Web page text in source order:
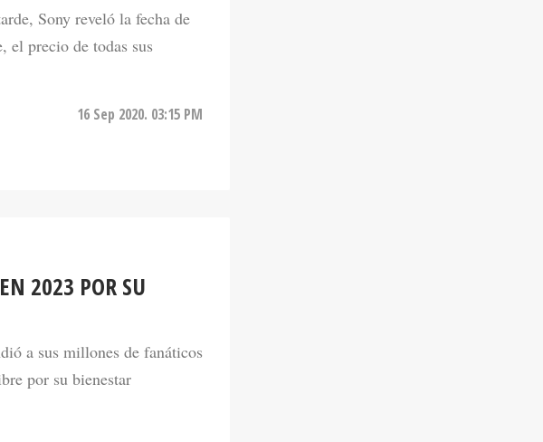
Sony reveló la fecha de
el precio de todas sus
16 Sep 2020. 03:15 PM
2023 POR SU
a sus millones de fanáticos
por su bienestar